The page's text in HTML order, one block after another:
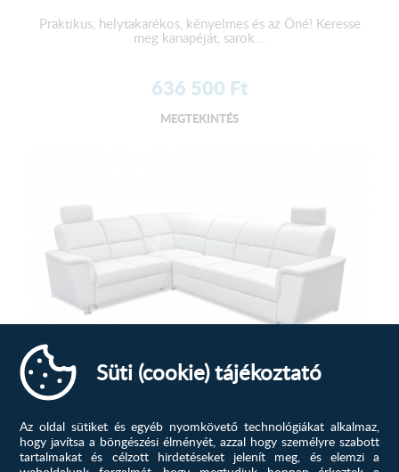
A terméket elemenként, csomagolva szállítjuk!
Praktikus, helytakarékos, kényelmes és az Öné! Keresse
meg kanapéját, sarok...
636 500 Ft
MEGTEKINTÉS
Milano L II. sarokülő A, Világ...
Praktikus, helytakarékos, kényelmes és az Öné! Keresse
703 900 Ft
Süti (cookie) tájékoztató
Az oldal sütiket és egyéb nyomkövető technológiákat alkalmaz,
hogy javítsa a böngészési élményét, azzal hogy személyre szabott
tartalmakat és célzott hirdetéseket jelenít meg, és elemzi a